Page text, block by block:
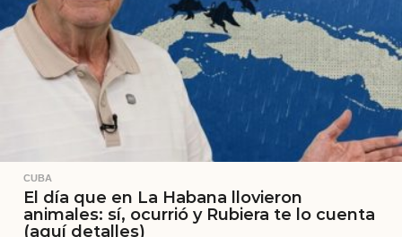
CUBA
El día que en La Habana llovieron
animales: sí, ocurrió y Rubiera te lo cuenta
(aquí detalles)